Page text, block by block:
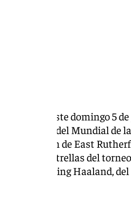
se mide este domingo 5
de final del Mundial de
Stadium de East
grandes estrellas del
noruego Erling Haaland,